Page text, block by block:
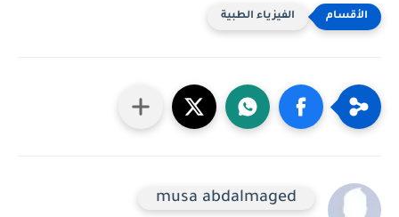
الفيزياء الطبية
musa abdalmaged